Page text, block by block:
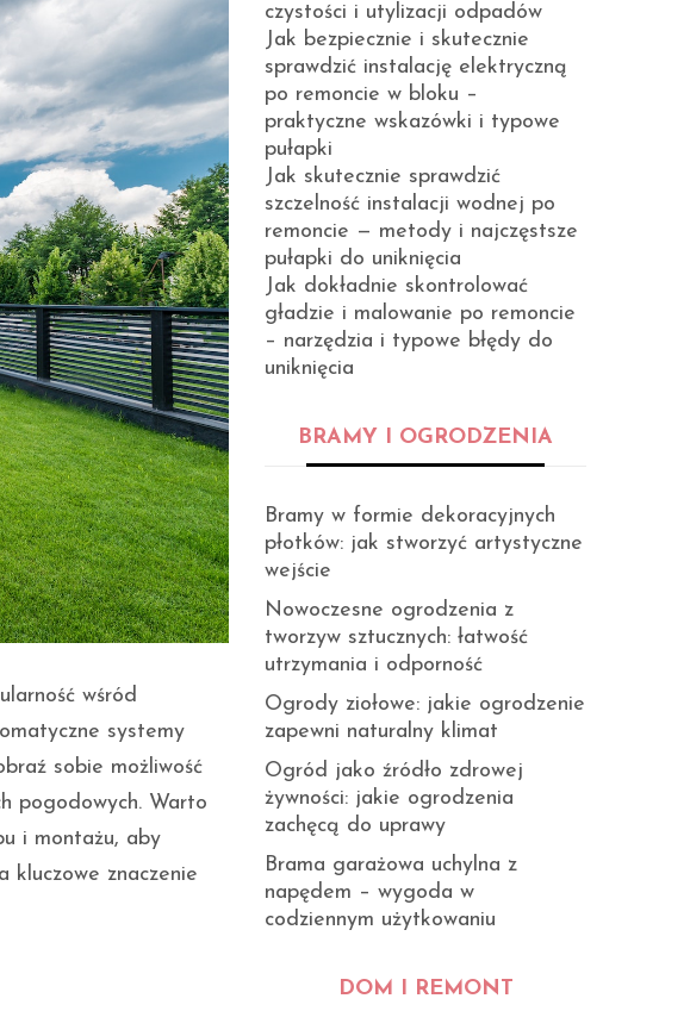
wśród
systemy
sobie możliwość
pogodowych. Warto
i montażu, aby
znaczenie
czystości i utylizacji odpadów
Jak bezpiecznie i skutecznie
sprawdzić instalację elektryczną
po remoncie w bloku –
praktyczne wskazówki i typowe
pułapki
Jak skutecznie sprawdzić
szczelność instalacji wodnej po
remoncie — metody i najczęstsze
pułapki do uniknięcia
Jak dokładnie skontrolować
gładzie i malowanie po remoncie
– narzędzia i typowe błędy do
uniknięcia
BRAMY I OGRODZENIA
Bramy w formie dekoracyjnych
płotków: jak stworzyć artystyczne
wejście
Nowoczesne ogrodzenia z
tworzyw sztucznych: łatwość
utrzymania i odporność
Ogrody ziołowe: jakie ogrodzenie
zapewni naturalny klimat
Ogród jako źródło zdrowej
żywności: jakie ogrodzenia
zachęcą do uprawy
Brama garażowa uchylna z
napędem – wygoda w
codziennym użytkowaniu
DOM I REMONT